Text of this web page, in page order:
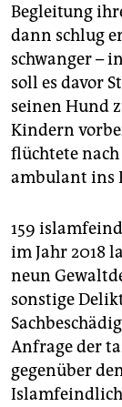
abo
genossenschaft
epaper login
Begleitung
dann schlug
schwanger –
soll es davor
seinen Hund
Kindern
flüchtete nach
ambulant ins
159
im Jahr 2018
neun
sonstige
Anfrage der
gegenüber